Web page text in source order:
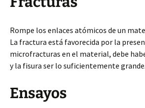
Rompe los enlaces atómicos de un
La fractura está favorecida por la
microfracturas en el material, debe
y la fisura ser lo suficientemente grande.
Ensayos